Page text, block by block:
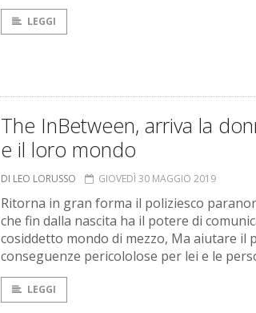
LEGGI
The InBetween, arriva la
e il loro mondo
DI LEO LORUSSO GIOVEDÌ 30 MAGGIO 2019
Ritorna in gran forma il poliziesco
che fin dalla nascita ha il potere di
cosiddetto mondo di mezzo, Ma aiutare il
conseguenze pericololose per lei e le
LEGGI